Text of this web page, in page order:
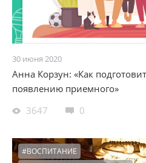
30 июня 2020
Анна Корзун: «Как
появлению приемного»
3647
0
#ВОСПИТАНИЕ